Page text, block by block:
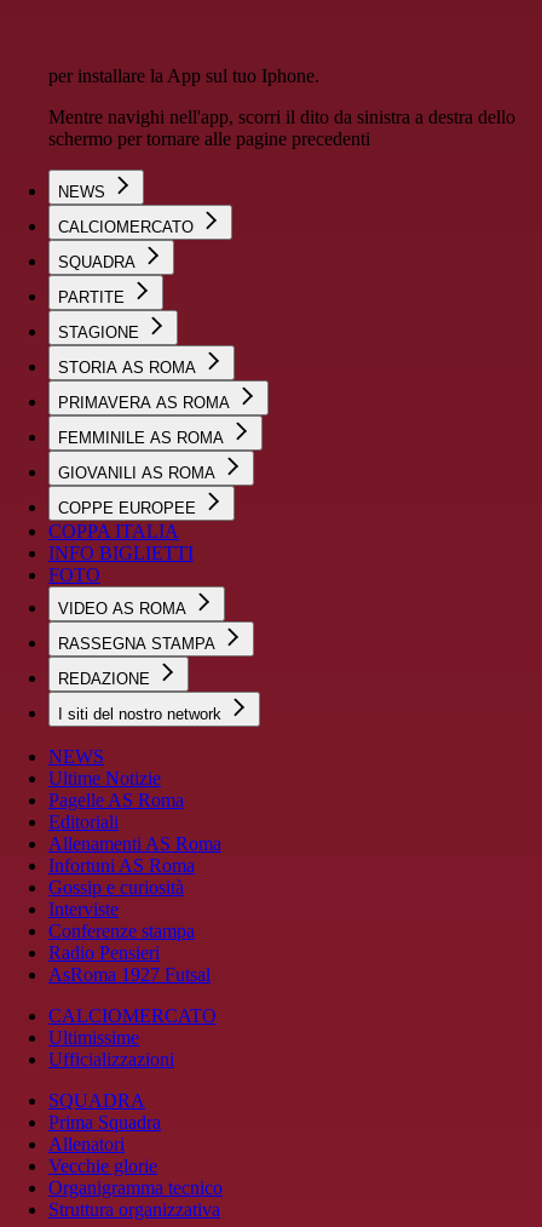
per installare la App sul tuo Iphone.
Mentre navighi nell'app, scorri il dito da sinistra a destra dello
schermo per tornare alle pagine precedenti
NEWS
CALCIOMERCATO
SQUADRA
PARTITE
STAGIONE
STORIA AS ROMA
PRIMAVERA AS ROMA
FEMMINILE AS ROMA
GIOVANILI AS ROMA
COPPE EUROPEE
COPPA ITALIA
INFO BIGLIETTI
FOTO
VIDEO AS ROMA
RASSEGNA STAMPA
REDAZIONE
I siti del nostro network
NEWS
Ultime Notizie
Pagelle AS Roma
Editoriali
Allenamenti AS Roma
Infortuni AS Roma
Gossip e curiosità
Interviste
Conferenze stampa
Radio Pensieri
AsRoma 1927 Futsal
CALCIOMERCATO
Ultimissime
Ufficializzazioni
SQUADRA
Prima Squadra
Allenatori
Vecchie glorie
Organigramma tecnico
Struttura organizzativa